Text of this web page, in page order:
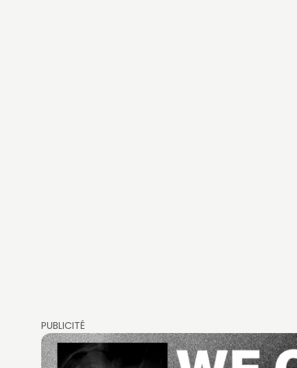
PUBLICITÉ